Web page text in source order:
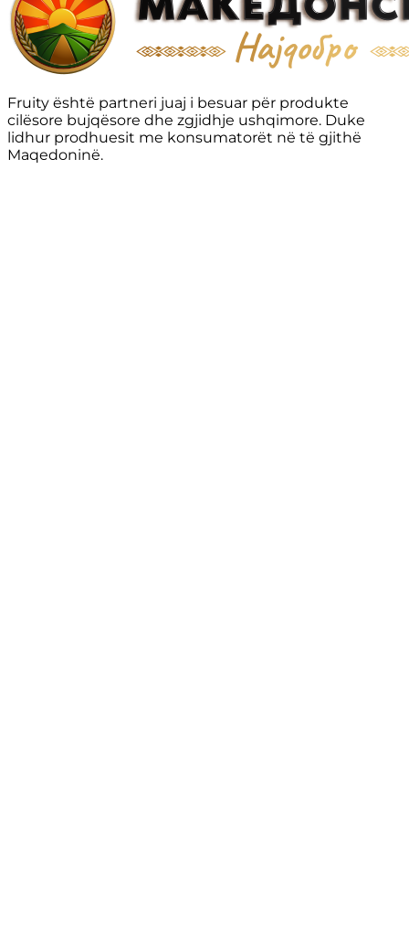
Fruity është partneri juaj i besuar për produkte
cilësore bujqësore dhe zgjidhje ushqimore. Duke
lidhur prodhuesit me konsumatorët në të gjithë
Maqedoninë.